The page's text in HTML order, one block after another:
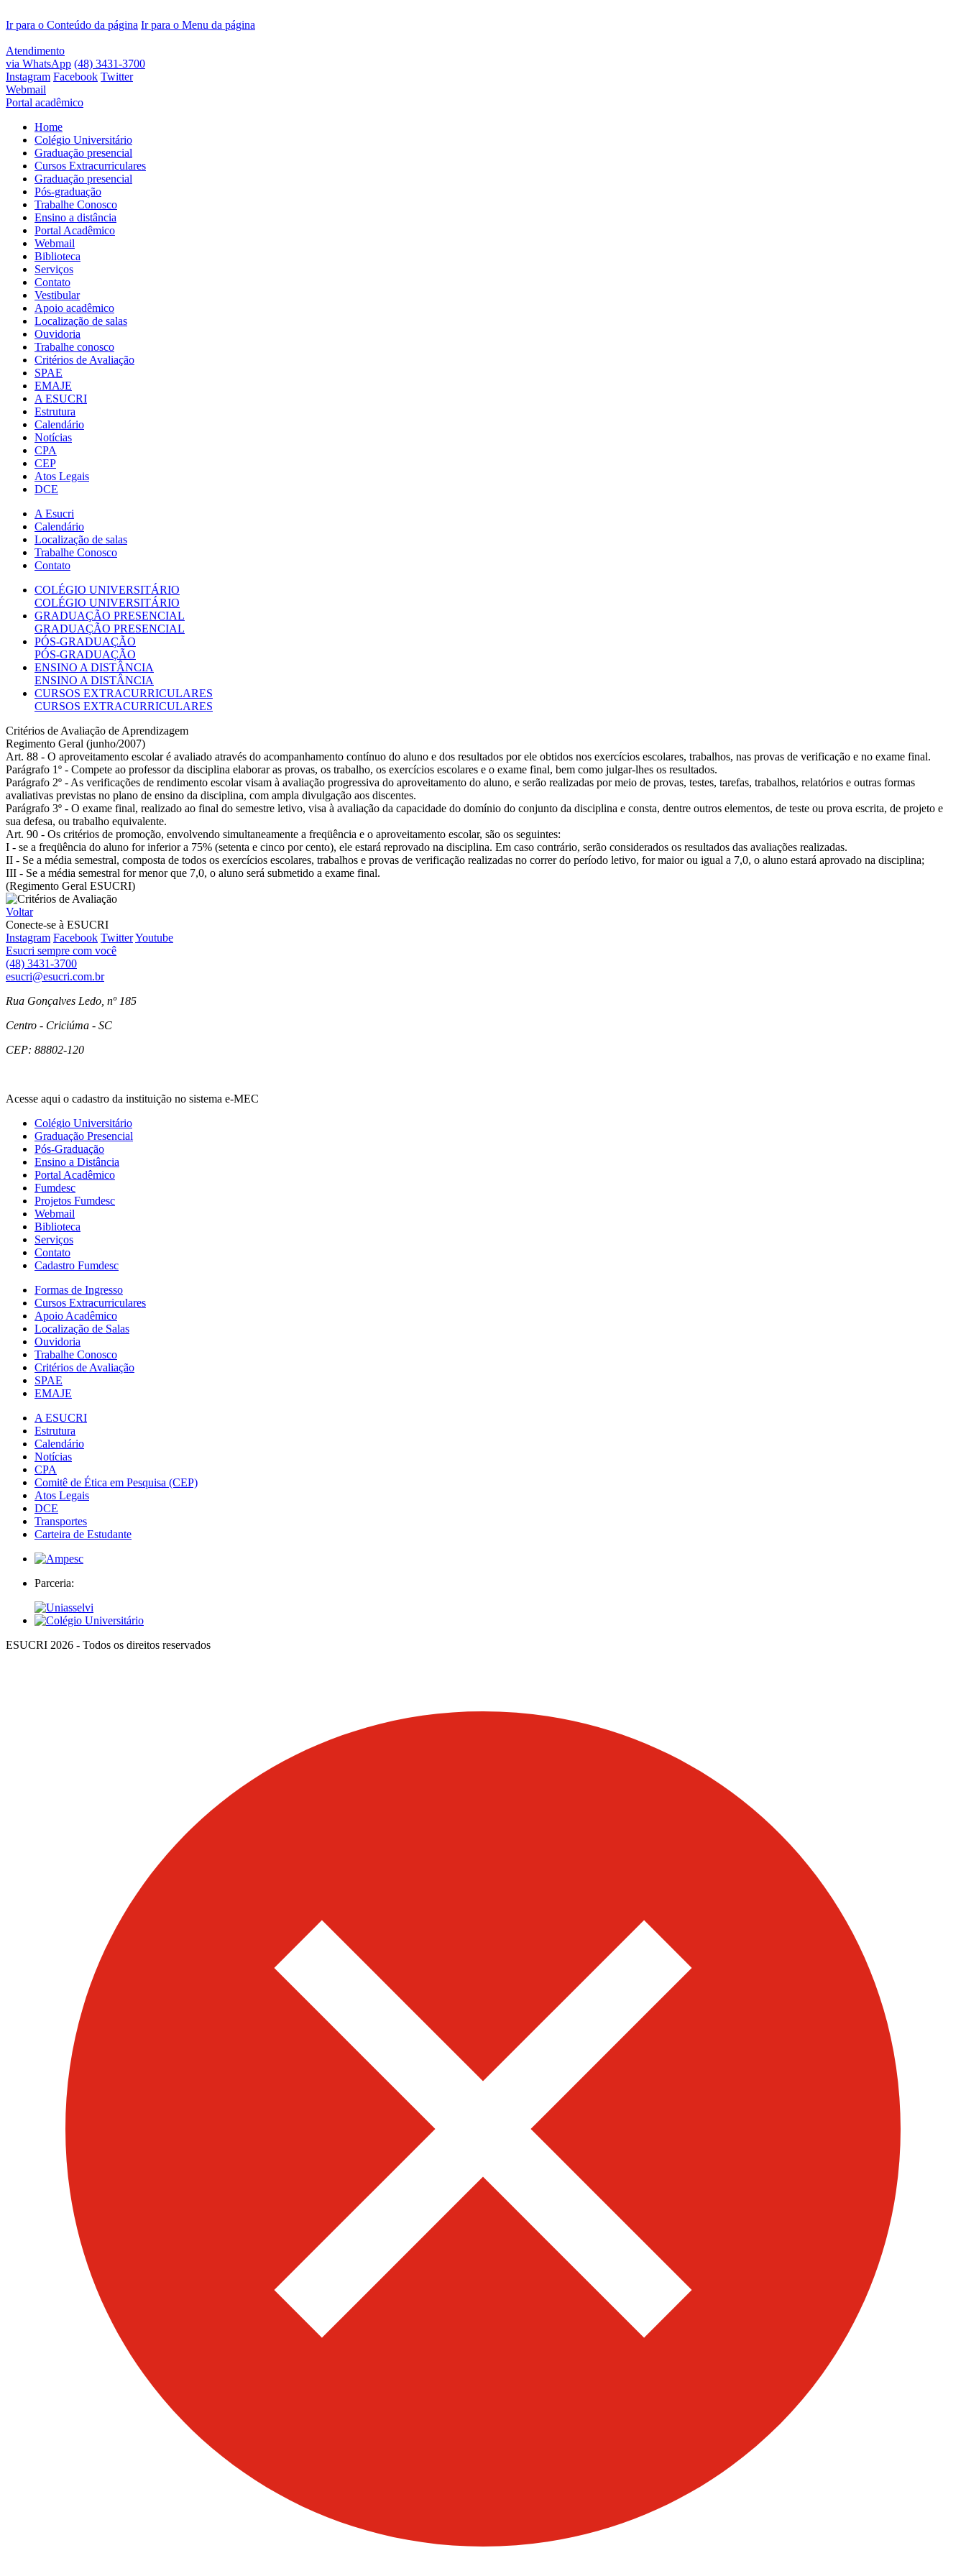
Ir para o Conteúdo da página Ir para o Menu da página
Atendimento
via WhatsApp (48) 3431-3700
Instagram Facebook Twitter
Webmail
Portal acadêmico
Home
Colégio Universitário
Graduação presencial
Cursos Extracurriculares
Graduação presencial
Pós-graduação
Trabalhe Conosco
Ensino a distância
Portal Acadêmico
Webmail
Biblioteca
Serviços
Contato
Vestibular
Apoio acadêmico
Localização de salas
Ouvidoria
Trabalhe conosco
Critérios de Avaliação
SPAE
EMAJE
A ESUCRI
Estrutura
Calendário
Notícias
CPA
CEP
Atos Legais
DCE
A Esucri
Calendário
Localização de salas
Trabalhe Conosco
Contato
COLÉGIO UNIVERSITÁRIO
COLÉGIO UNIVERSITÁRIO
GRADUAÇÃO PRESENCIAL
GRADUAÇÃO PRESENCIAL
PÓS-GRADUAÇÃO
PÓS-GRADUAÇÃO
ENSINO A DISTÂNCIA
ENSINO A DISTÂNCIA
CURSOS EXTRACURRICULARES
CURSOS EXTRACURRICULARES
Critérios de Avaliação de Aprendizagem
Regimento Geral (junho/2007)
Art. 88 - O aproveitamento escolar é avaliado através do acompanhamento contínuo do aluno e dos resultados por ele obtidos nos exercícios escolares, trabalhos, nas provas de verificação e no exame final.
Parágrafo 1º - Compete ao professor da disciplina elaborar as provas, os trabalho, os exercícios escolares e o exame final, bem como julgar-lhes os resultados.
Parágrafo 2º - As verificações de rendimento escolar visam à avaliação progressiva do aproveitamento do aluno, e serão realizadas por meio de provas, testes, tarefas, trabalhos, relatórios e outras formas
avaliativas previstas no plano de ensino da disciplina, com ampla divulgação aos discentes.
Parágrafo 3º - O exame final, realizado ao final do semestre letivo, visa à avaliação da capacidade do domínio do conjunto da disciplina e consta, dentre outros elementos, de teste ou prova escrita, de projeto e
sua defesa, ou trabalho equivalente.
Art. 90 - Os critérios de promoção, envolvendo simultaneamente a freqüência e o aproveitamento escolar, são os seguintes:
I - se a freqüência do aluno for inferior a 75% (setenta e cinco por cento), ele estará reprovado na disciplina. Em caso contrário, serão considerados os resultados das avaliações realizadas.
II - Se a média semestral, composta de todos os exercícios escolares, trabalhos e provas de verificação realizadas no correr do período letivo, for maior ou igual a 7,0, o aluno estará aprovado na disciplina;
III - Se a média semestral for menor que 7,0, o aluno será submetido a exame final.
(Regimento Geral ESUCRI)
Voltar
Conecte-se à ESUCRI
Instagram Facebook TwitterYoutube
Esucri sempre com você
(48) 3431-3700
esucri@esucri.com.br
Rua Gonçalves Ledo, nº 185
Centro - Criciúma - SC
CEP: 88802-120
Acesse aqui o cadastro da instituição no sistema e-MEC
Colégio Universitário
Graduação Presencial
Pós-Graduação
Ensino a Distância
Portal Acadêmico
Fumdesc
Projetos Fumdesc
Webmail
Biblioteca
Serviços
Contato
Cadastro Fumdesc
Formas de Ingresso
Cursos Extracurriculares
Apoio Acadêmico
Localização de Salas
Ouvidoria
Trabalhe Conosco
Critérios de Avaliação
SPAE
EMAJE
A ESUCRI
Estrutura
Calendário
Notícias
CPA
Comitê de Ética em Pesquisa (CEP)
Atos Legais
DCE
Transportes
Carteira de Estudante
Parceria:
ESUCRI 2026 - Todos os direitos reservados